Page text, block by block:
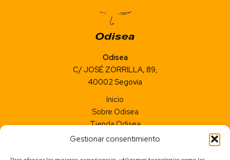
Gestionar consentimiento
Odisea
C/ JOSÉ ZORRILLA, 89,
40002 Segovia
Inicio
Sobre Odisea
Tienda Odisea
Contacto